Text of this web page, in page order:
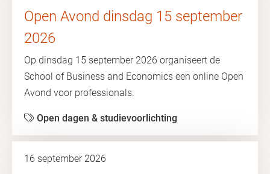
Open Avond dinsdag 15 september
2026
Op dinsdag 15 september 2026 organiseert de
School of Business and Economics een online Open
Avond voor professionals.
Open dagen & studievoorlichting
16 september 2026